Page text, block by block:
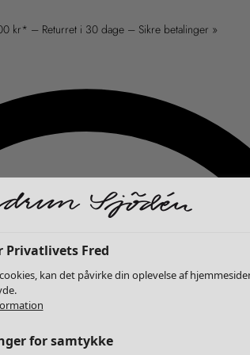
kr* – Returret i 30 dage – Sikre betalinger »
Privatlivets Fred
kan det påvirke din oplevelse af
for samtykke